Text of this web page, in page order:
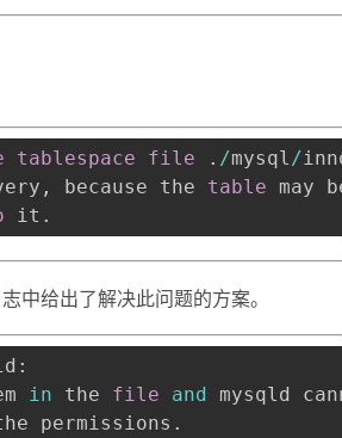
tablespace file . /mysql/
, because the table may
it .
中给出了解决此问题的方案。
in the file and
permissions .